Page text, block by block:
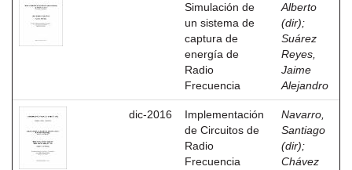
Simulación de
un sistema de
captura de
energía de
Radio
Frecuencia
Alberto
(dir);
Suárez
Reyes,
Jaime
Alejandro
dic-2016
Implementación
de Circuitos de
Radio
Frecuencia
Navarro,
Santiago
(dir);
Chávez